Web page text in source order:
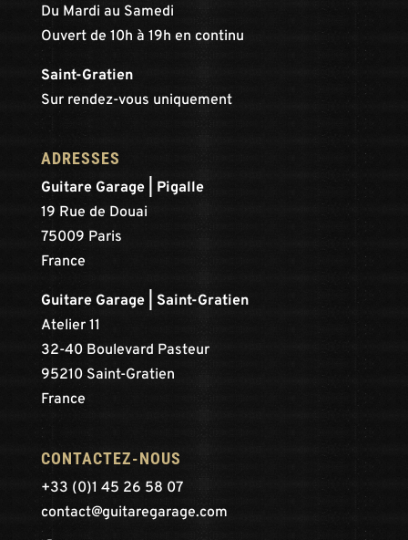
Du Mardi au Samedi
Ouvert de 10h à 19h en continu
Saint-Gratien
Sur rendez-vous uniquement
ADRESSES
Guitare Garage | Pigalle
19 Rue de Douai
75009 Paris
France
Guitare Garage | Saint-Gratien
Atelier 11
32-40 Boulevard Pasteur
95210 Saint-Gratien
France
CONTACTEZ-NOUS
+33 (0)1 45 26 58 07
contact@guitaregarage.com